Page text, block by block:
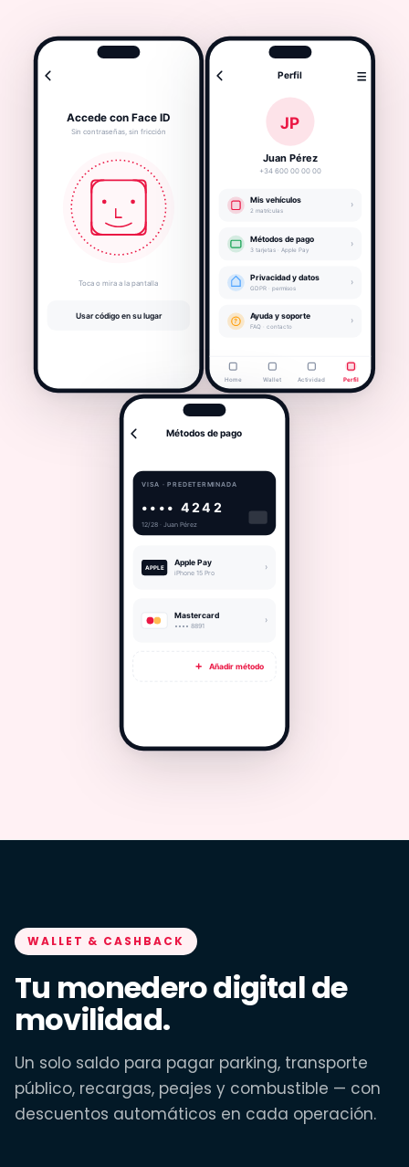
WALLET & CASHBACK
Tu monedero digital de
movilidad.
Un solo saldo para pagar parking, transporte
público, recargas, peajes y combustible — con
descuentos automáticos en cada operación.